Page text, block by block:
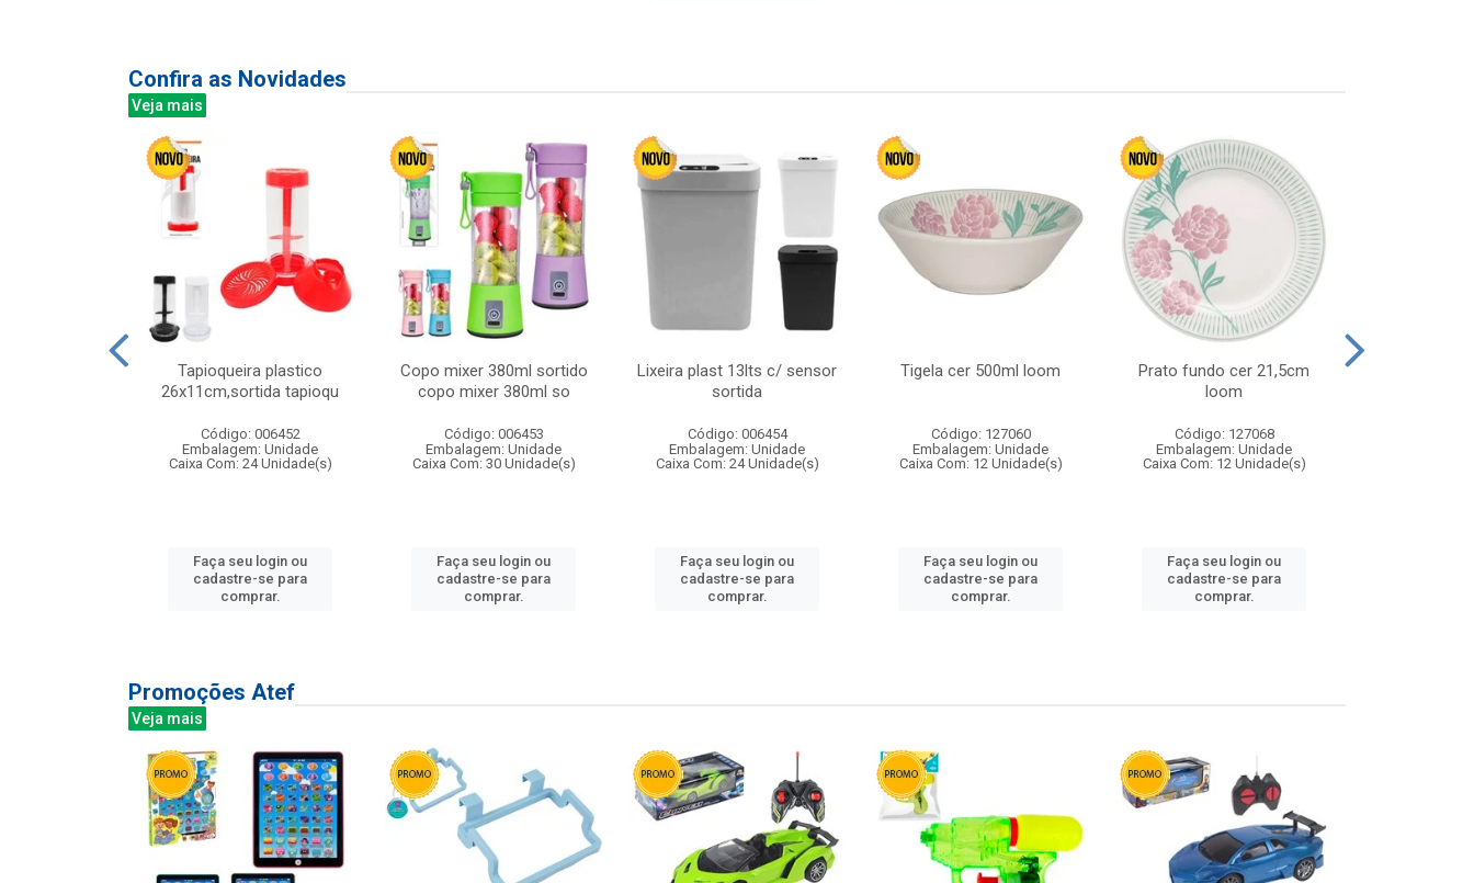
Confira as Novidades
Veja mais
Tapioqueira plastico
26x11cm,sortida tapioqu
Código: 006452
Embalagem: Unidade
Caixa Com: 24 Unidade(s)
Faça seu login ou
cadastre-se para
comprar.
Copo mixer 380ml sortido
copo mixer 380ml so
Código: 006453
Embalagem: Unidade
Caixa Com: 30 Unidade(s)
Faça seu login ou
cadastre-se para
comprar.
Lixeira plast 13lts c/ sensor
sortida
Código: 006454
Embalagem: Unidade
Caixa Com: 24 Unidade(s)
Faça seu login ou
cadastre-se para
comprar.
Tigela cer 500ml loom
Código: 127060
Embalagem: Unidade
Caixa Com: 12 Unidade(s)
Faça seu login ou
cadastre-se para
comprar.
Prato fundo cer 21,5cm
loom
Código: 127068
Embalagem: Unidade
Caixa Com: 12 Unidade(s)
Faça seu login ou
cadastre-se para
comprar.
Promoções Atef
Veja mais